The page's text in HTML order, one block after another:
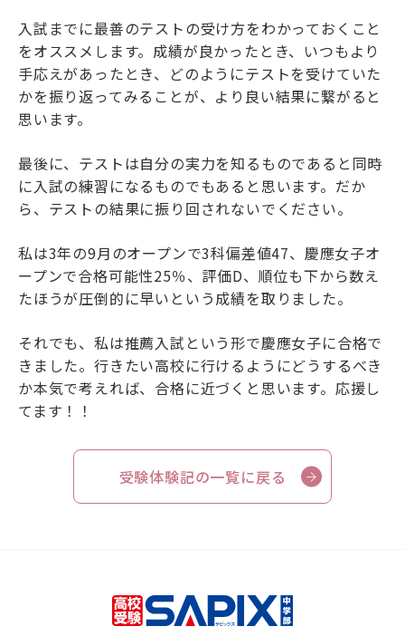
入試までに最善のテストの受け方をわかっておくこと
をオススメします。成績が良かったとき、いつもより
手応えがあったとき、どのようにテストを受けていた
かを振り返ってみることが、より良い結果に繋がると
思います。
最後に、テストは自分の実力を知るものであると同時
に入試の練習になるものでもあると思います。だか
ら、テストの結果に振り回されないでください。
私は3年の9月のオープンで3科偏差値47、慶應女子オ
ープンで合格可能性25％、評価D、順位も下から数え
たほうが圧倒的に早いという成績を取りました。
それでも、私は推薦入試という形で慶應女子に合格で
きました。行きたい高校に行けるようにどうするべき
か本気で考えれば、合格に近づくと思います。応援し
てます！！
受験体験記の一覧に戻る